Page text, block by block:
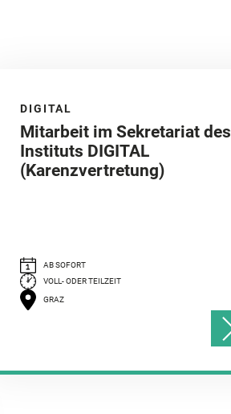
DIGITAL
Mitarbeit im Sekretariat des
Instituts DIGITAL
(Karenzvertretung)
AB SOFORT
VOLL- ODER TEILZEIT
GRAZ